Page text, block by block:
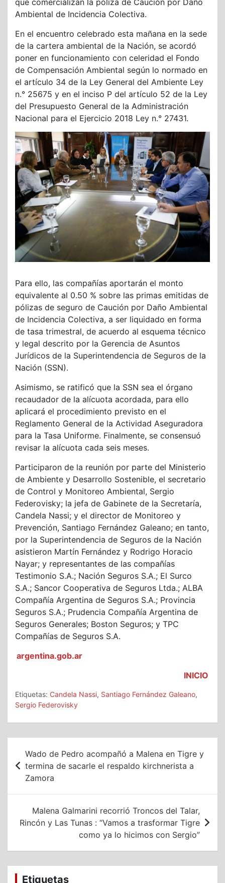
que comercializan la póliza de Caución por Daño
Ambiental de Incidencia Colectiva.
En el encuentro celebrado esta mañana en la sede
de la cartera ambiental de la Nación, se acordó
poner en funcionamiento con celeridad el Fondo
de Compensación Ambiental según lo normado en
el artículo 34 de la Ley General del Ambiente Ley
n.° 25675 y en el inciso P del artículo 52 de la Ley
del Presupuesto General de la Administración
Nacional para el Ejercicio 2018 Ley n.° 27431.
Para ello, las compañías aportarán el monto
equivalente al 0.50 % sobre las primas emitidas de
pólizas de seguro de Caución por Daño Ambiental
de Incidencia Colectiva, a ser liquidado en forma
de tasa trimestral, de acuerdo al esquema técnico
y legal descrito por la Gerencia de Asuntos
Jurídicos de la Superintendencia de Seguros de la
Nación (SSN).
Asimismo, se ratificó que la SSN sea el órgano
recaudador de la alícuota acordada, para ello
aplicará el procedimiento previsto en el
Reglamento General de la Actividad Aseguradora
para la Tasa Uniforme. Finalmente, se consensuó
revisar la alícuota cada seis meses.
Participaron de la reunión por parte del Ministerio
de Ambiente y Desarrollo Sostenible, el secretario
de Control y Monitoreo Ambiental, Sergio
Federovisky; la jefa de Gabinete de la Secretaría,
Candela Nassi; y el director de Monitoreo y
Prevención, Santiago Fernández Galeano; en tanto,
por la Superintendencia de Seguros de la Nación
asistieron Martín Fernández y Rodrigo Horacio
Nayar; y representantes de las compañías
Testimonio S.A.; Nación Seguros S.A.; El Surco
S.A.; Sancor Cooperativa de Seguros Ltda.; ALBA
Compañía Argentina de Seguros S.A.; Provincia
Seguros S.A.; Prudencia Compañía Argentina de
Seguros Generales; Boston Seguros; y TPC
Compañías de Seguros S.A.
argentina.gob.ar
INICIO
Etiquetas: Candela Nassi, Santiago Fernández Galeano,
Sergio Federovisky
Navegación
de
entradas
Wado de Pedro acompañó a Malena en Tigre y
termina de sacarle el respaldo kirchnerista a
Zamora
Malena Galmarini recorrió Troncos del Talar,
Rincón y Las Tunas : “Vamos a trasformar Tigre
como ya lo hicimos con Sergio”
Etiquetas